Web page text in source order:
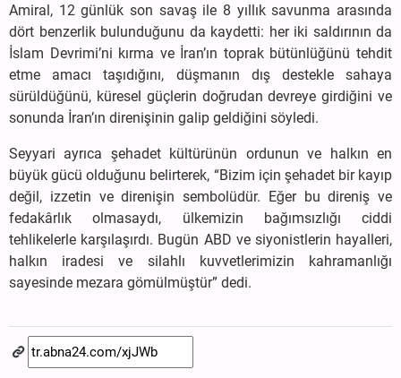
Amiral, 12 günlük son savaş ile 8 yıllık savunma arasında
dört benzerlik bulunduğunu da kaydetti: her iki saldırının da
İslam Devrimi’ni kırma ve İran’ın toprak bütünlüğünü tehdit
etme amacı taşıdığını, düşmanın dış destekle sahaya
sürüldüğünü, küresel güçlerin doğrudan devreye girdiğini ve
sonunda İran’ın direnişinin galip geldiğini söyledi.
Seyyari ayrıca şehadet kültürünün ordunun ve halkın en
büyük gücü olduğunu belirterek, “Bizim için şehadet bir kayıp
değil, izzetin ve direnişin sembolüdür. Eğer bu direniş ve
fedakârlık olmasaydı, ülkemizin bağımsızlığı ciddi
tehlikelerle karşılaşırdı. Bugün ABD ve siyonistlerin hayalleri,
halkın iradesi ve silahlı kuvvetlerimizin kahramanlığı
sayesinde mezara gömülmüştür” dedi.